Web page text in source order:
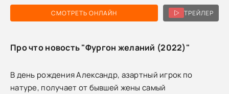
СМОТРЕТЬ ОНЛАЙН ТРЕЙЛЕР
Про что новость "Фургон желаний (2022)"
В день рождения Александр, азартный игрок по
натуре, получает от бывшей жены самый